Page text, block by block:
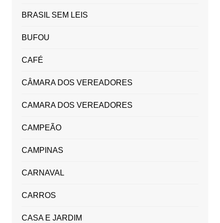
BRASIL SEM LEIS
BUFOU
CAFÉ
CÂMARA DOS VEREADORES
CAMARA DOS VEREADORES
CAMPEÃO
CAMPINAS
CARNAVAL
CARROS
CASA E JARDIM